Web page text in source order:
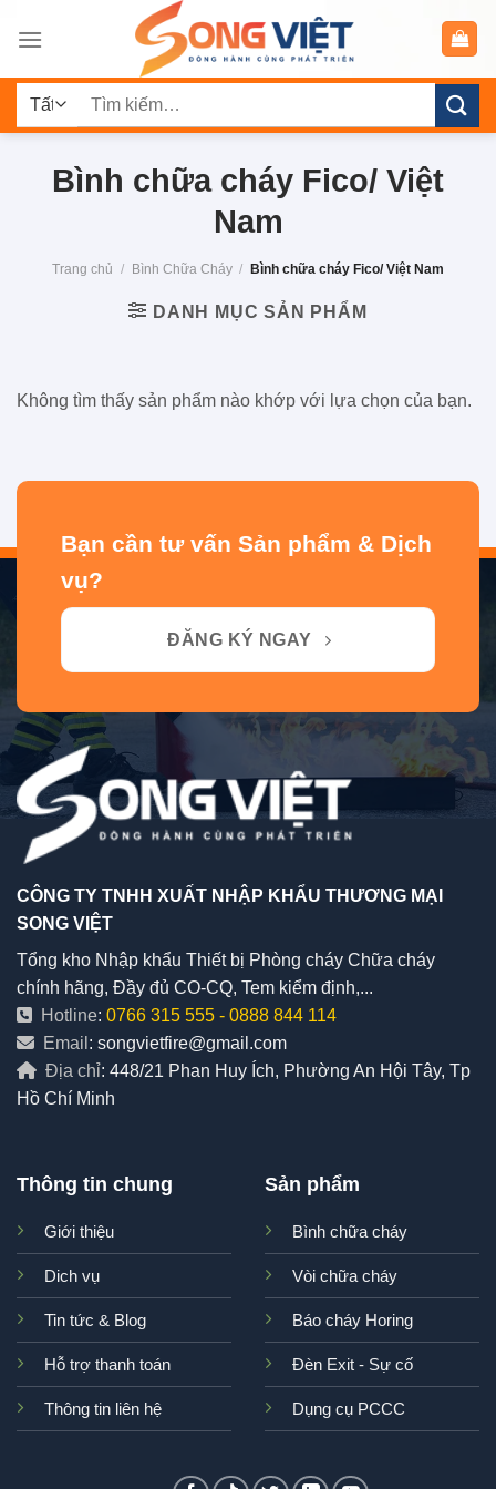
đến
dung
Tìm
Bình chữa cháy Fico/ Việt
Nam
Trang chủ / Bình Chữa Cháy / Bình chữa cháy Fico/ Việt Nam
DANH MỤC SẢN PHẨM
Không tìm thấy sản phẩm nào khớp với lựa chọn của bạn.
Bạn cần tư vấn Sản phẩm & Dịch
vụ?
ĐĂNG KÝ NGAY
CÔNG TY TNHH XUẤT NHẬP KHẨU THƯƠNG MẠI
SONG VIỆT
Tổng kho Nhập khẩu Thiết bị Phòng cháy Chữa cháy
chính hãng, Đầy đủ CO-CQ, Tem kiểm định,...
Hotline: 0766 315 555 - 0888 844 114
Email : songvietfire@gmail.com
Địa chỉ: 448/21 Phan Huy Ích, Phường An Hội Tây, Tp
Hồ Chí Minh
Thông tin chung
Giới thiệu
Dich vụ
Tin tức & Blog
Hỗ trợ thanh toán
Thông tin liên hệ
Sản phẩm
Bình chữa cháy
Vòi chữa cháy
Báo cháy Horing
Đèn Exit - Sự cố
Dụng cụ PCCC